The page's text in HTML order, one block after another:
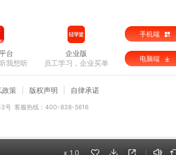
x 1.0
台
我想听
企业版
员工学习，企业买单
手机端
电脑端
政策 版权声明 自律承诺
号 客服热线：400-838-5616